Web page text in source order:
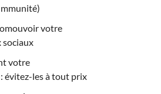
votre
sociaux
votre
évitez-les à tout prix